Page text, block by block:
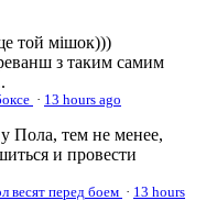
той мішок)))
з таким самим
· 13 hours ago
Пола, тем не менее,
и провести
весят перед боем · 13 hours